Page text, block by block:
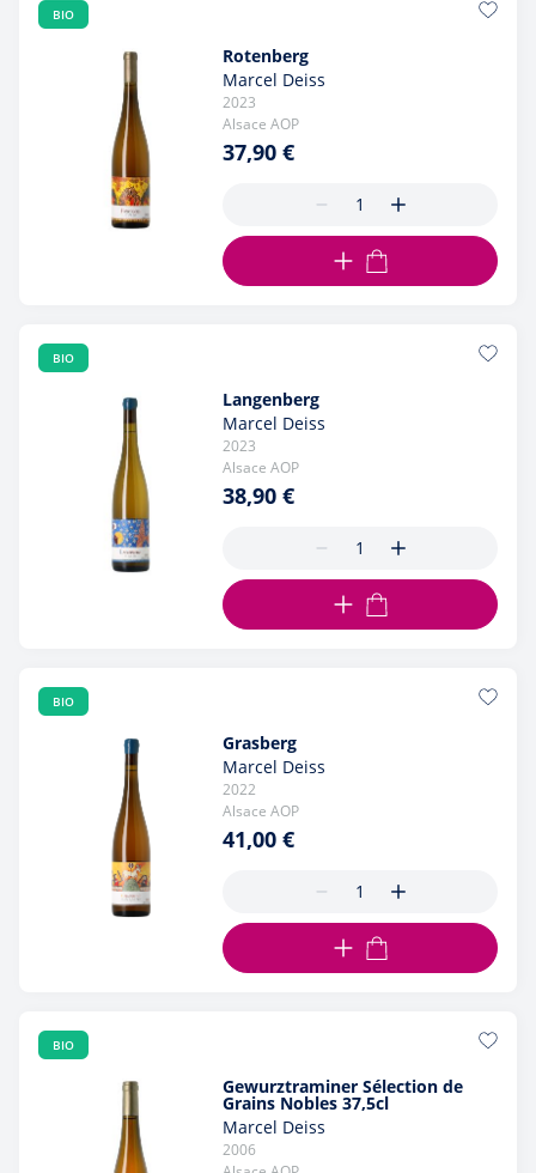
BIO
Rotenberg
Marcel Deiss
2023
Alsace AOP
37,90 €
AJOUTER AU PANIER
BIO
Langenberg
Marcel Deiss
2023
Alsace AOP
38,90 €
AJOUTER AU PANIER
BIO
Grasberg
Marcel Deiss
2022
Alsace AOP
41,00 €
AJOUTER AU PANIER
BIO
Gewurztraminer Sélection de
Grains Nobles 37,5cl
Marcel Deiss
2006